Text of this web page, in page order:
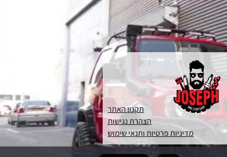
תקנון האתר
הצהרת נגישות
מדיניות פרטיות ותנאי שימוש